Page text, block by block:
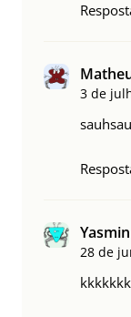
3 de
Yasmin
28 de